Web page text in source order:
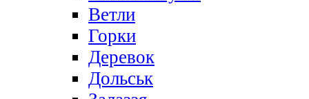
Ветли
Горки
Деревок
Дольськ